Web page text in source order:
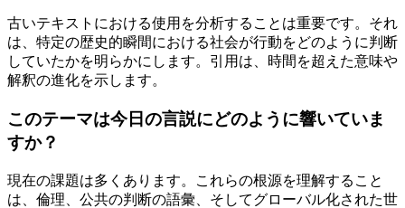
古いテキストにおける使用を分析することは重要です。それ
は、特定の歴史的瞬間における社会が行動をどのように判断
していたかを明らかにします。引用は、時間を超えた意味や
解釈の進化を示します。
このテーマは今日の言説にどのように響いていま
すか？
現在の課題は多くあります。これらの根源を理解すること
は、倫理、公共の判断の語彙、そしてグローバル化された世